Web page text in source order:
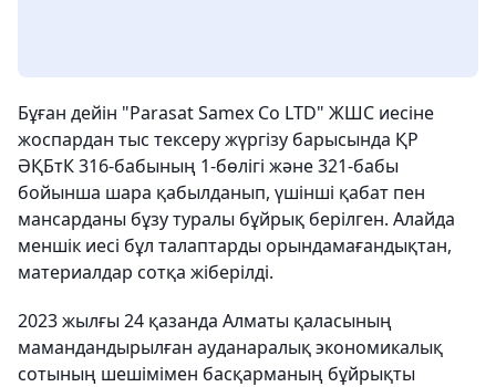
Бұған дейін "Parasat Samex Co LTD" ЖШС иесіне
жоспардан тыс тексеру жүргізу барысында ҚР
ӘҚБтК 316-бабының 1-бөлігі және 321-бабы
бойынша шара қабылданып, үшінші қабат пен
мансарданы бұзу туралы бұйрық берілген. Алайда
меншік иесі бұл талаптарды орындамағандықтан,
материалдар сотқа жіберілді.
2023 жылғы 24 қазанда Алматы қаласының
мамандандырылған ауданаралық экономикалық
сотының шешімімен басқарманың бұйрықты